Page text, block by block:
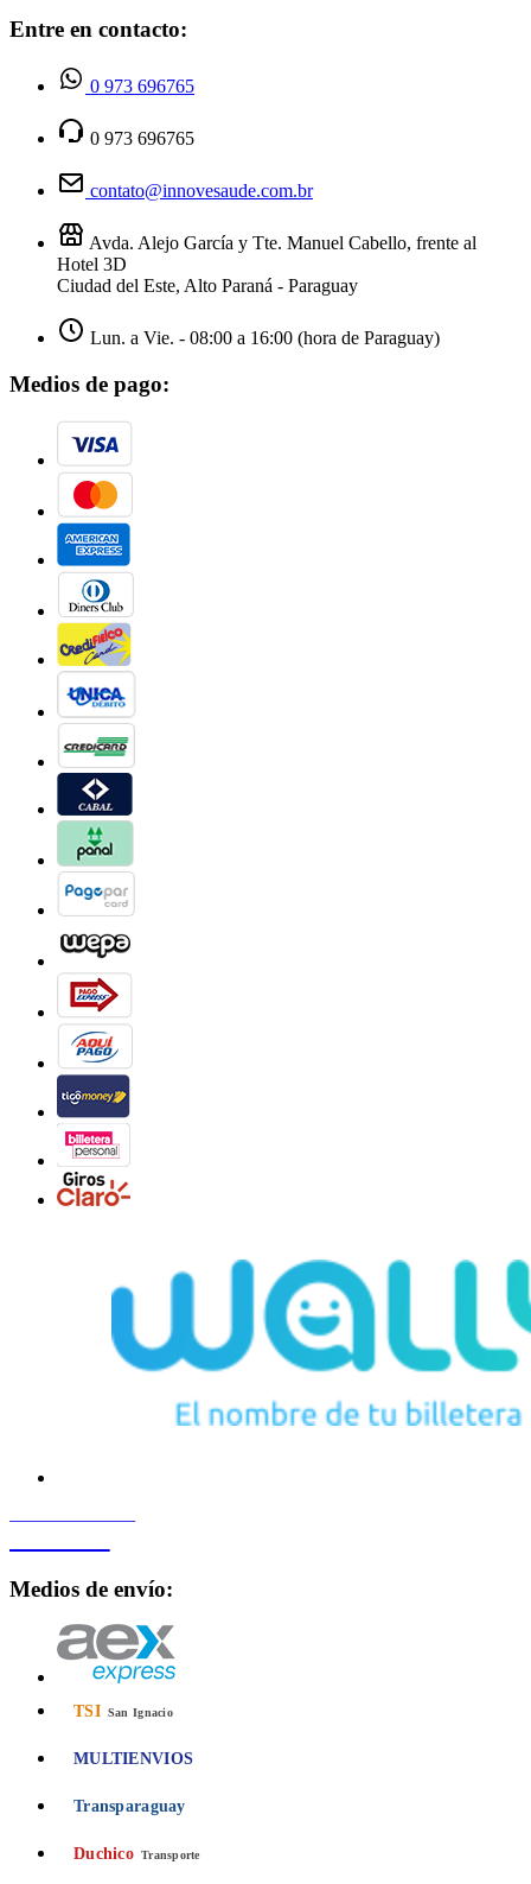
Entre en contacto:
0 973 696765
0 973 696765
contato@innovesaude.com.br
Avda. Alejo García y Tte. Manuel Cabello, frente al
Hotel 3D
Ciudad del Este, Alto Paraná - Paraguay
Lun. a Vie. - 08:00 a 16:00 (hora de Paraguay)
Medios de pago:
Medios de envío:
TSI San Ignacio
MULTIENVIOS
Transparaguay
Duchico Transporte